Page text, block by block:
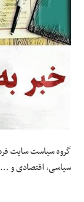
علوم و فن آوری
مقالات
گروه سیاست سایت
سیاسی، اقتصادی و